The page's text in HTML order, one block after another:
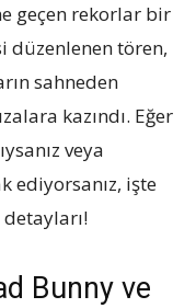
geçen rekorlar bir
düzenlenen tören,
sahneden
kazındı. Eğer
veya
ediyorsanız, işte
Bunny ve